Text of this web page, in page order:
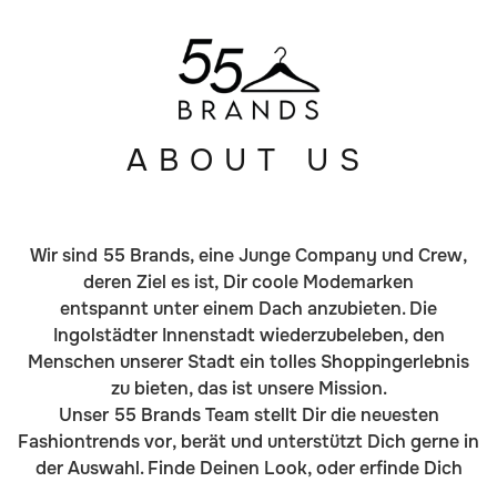
ABOUT US
Wir sind 55 Brands, eine Junge Company und Crew,
deren Ziel es ist, Dir coole Modemarken
entspannt unter einem Dach anzubieten. Die
Ingolstädter Innenstadt wiederzubeleben, den
Menschen unserer Stadt ein tolles Shoppingerlebnis
zu bieten, das ist unsere Mission.
Unser 55 Brands Team stellt Dir die neuesten
Fashiontrends vor, berät und unterstützt Dich gerne in
der Auswahl. Finde Deinen Look, oder erfinde Dich